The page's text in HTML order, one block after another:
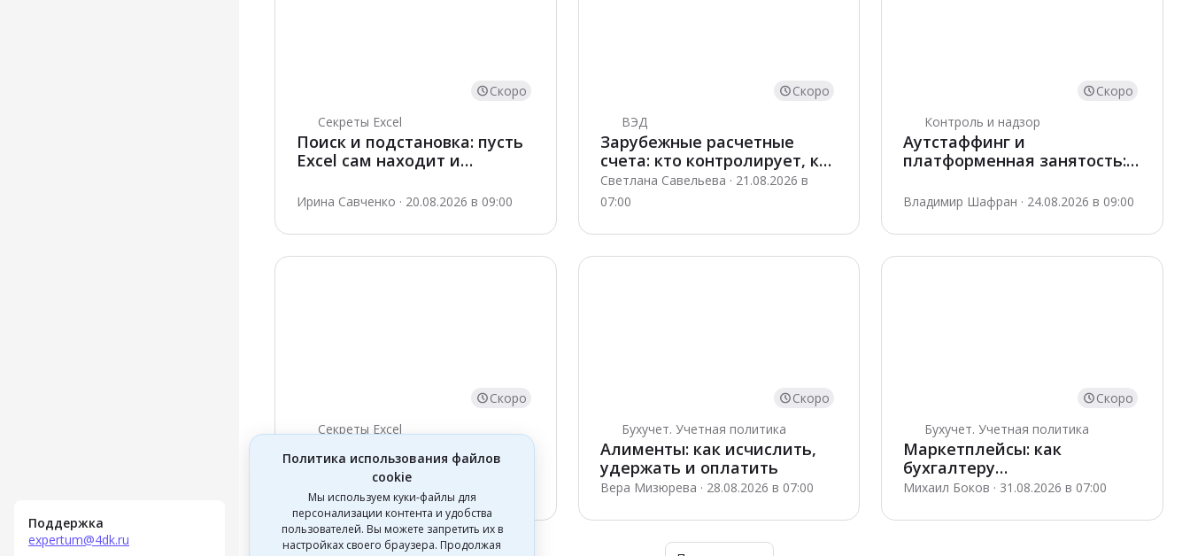
Поддержка
expertum@4dk.ru
Скоро
Секреты Excel
Поиск и подстановка: пусть
Excel сам находит и
Ирина Савченко · 20.08.2026 в 09:00
Скоро
ВЭД
Зарубежные расчетные
счета: кто контролирует, как
открыть и отчитаться
Светлана Савельева · 21.08.2026 в
07:00
Скоро
Контроль и надзор
Аутстаффинг и
платформенная занятость:
контролю
Владимир Шафран · 24.08.2026 в 09:00
Скоро
Секреты Excel
Логика в Excel: пусть
таблица сама принимает
Скоро
Бухучет. Учетная политика
Алименты: как исчислить,
удержать и оплатить
Вера Мизюрева · 28.08.2026 в 07:00
Скоро
Бухучет. Учетная политика
Маркетплейсы: как
бухгалтеру
автоматизировать процессы
Михаил Боков · 31.08.2026 в 07:00
Политика использования файлов
cookie
Мы используем куки-файлы для
персонализации контента и удобства
пользователей. Вы можете запретить их в
настройках своего браузера. Продолжая